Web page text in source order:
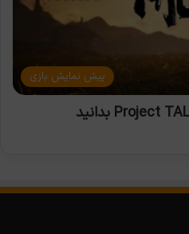
پیش نمایش بازی